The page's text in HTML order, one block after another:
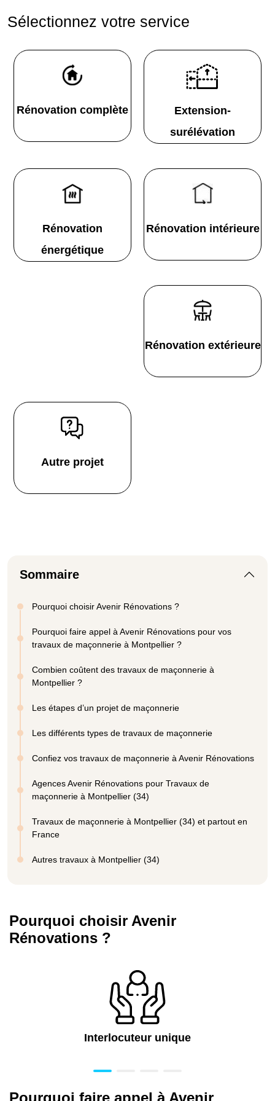
Sélectionnez votre service
Rénovation complète
Extension-
surélévation
Rénovation
énergétique
Rénovation intérieure
Rénovation extérieure
Autre projet
Sommaire
Pourquoi choisir Avenir Rénovations ?
Pourquoi faire appel à Avenir Rénovations pour vos
travaux de maçonnerie à Montpellier ?
Combien coûtent des travaux de maçonnerie à
Montpellier ?
Les étapes d’un projet de maçonnerie
Les différents types de travaux de maçonnerie
Confiez vos travaux de maçonnerie à Avenir Rénovations
Agences Avenir Rénovations pour Travaux de
maçonnerie à Montpellier (34)
Travaux de maçonnerie à Montpellier (34) et partout en
France
Autres travaux à Montpellier (34)
Pourquoi choisir Avenir
Rénovations ?
Interlocuteur unique
Pourquoi faire appel à Avenir